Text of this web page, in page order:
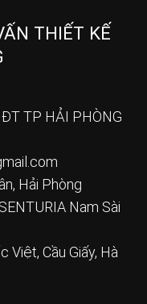
THIẾT KẾ
TP HẢI PHÒNG
Hải Phòng
Nam Sài
Việt, Cầu Giấy, Hà